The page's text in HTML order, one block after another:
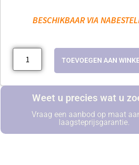
BESCHIKBAAR VIA
TOEVOEGEN AAN
Weet u precies wat u
Vraag een aanbod op maat
laagsteprijsgarantie.